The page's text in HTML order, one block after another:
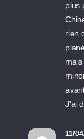
plus
rien
J'ai
11/